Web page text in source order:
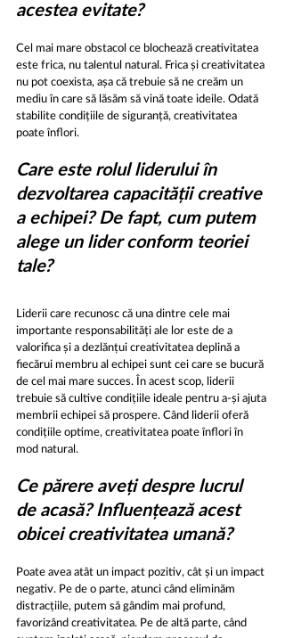
acestea evitate?
Cel mai mare obstacol ce blochează creativitatea
este frica, nu talentul natural. Frica și creativitatea
nu pot coexista, așa că trebuie să ne creăm un
mediu în care să lăsăm să vină toate ideile. Odată
stabilite condițiile de siguranță, creativitatea
poate înflori.
Care este rolul liderului în
dezvoltarea capacității creative
a echipei? De fapt, cum putem
alege un lider conform teoriei
tale?
Liderii care recunosc că una dintre cele mai
importante responsabilități ale lor este de a
valorifica și a dezlănțui creativitatea deplină a
fiecărui membru al echipei sunt cei care se bucură
de cel mai mare succes. În acest scop, liderii
trebuie să cultive condițiile ideale pentru a-și ajuta
membrii echipei să prospere. Când liderii oferă
condițiile optime, creativitatea poate înflori în
mod natural.
Ce părere aveți despre lucrul
de acasă? Influențează acest
obicei creativitatea umană?
Poate avea atât un impact pozitiv, cât și un impact
negativ. Pe de o parte, atunci când eliminăm
distracțiile, putem să gândim mai profund,
favorizând creativitatea. Pe de altă parte, când